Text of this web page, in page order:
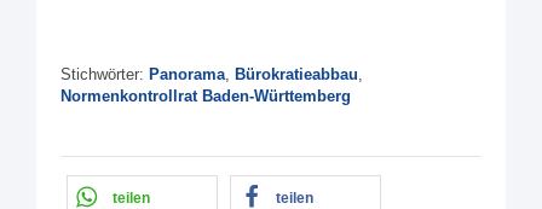
Stichwörter: Panorama, Bürokratieabbau,
Normenkontrollrat Baden-Württemberg
teilen teilen